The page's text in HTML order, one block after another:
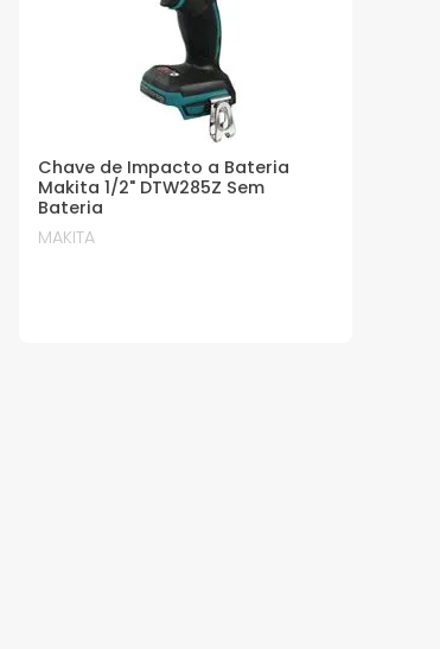
Chave de Impacto a Bateria
Makita 1/2" DTW285Z Sem
Bateria
MAKITA